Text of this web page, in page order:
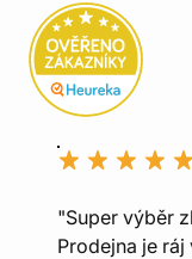
"Super výběr
Prodejna je